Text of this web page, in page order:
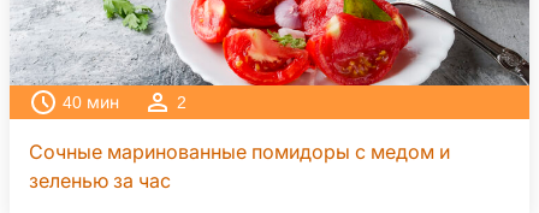
40 мин 2
Сочные маринованные помидоры с медом и
зеленью за час